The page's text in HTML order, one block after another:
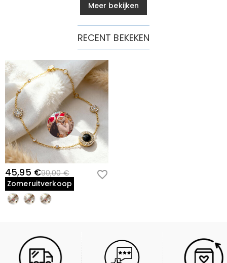
Meer bekijken
RECENT BEKEKEN
45,95 €90,00 €
Zomeruitverkoop